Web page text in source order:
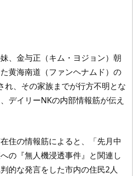
、金与正（キム・ヨジョン）朝
黄海南道（ファンヘナムド）の
れ、その家族までが行方不明とな
デイリーNKの内部情報筋が伝え
住の情報筋によると、「先月中
の『無人機浸透事件』と関連し
的な発言をした市内の住民2人